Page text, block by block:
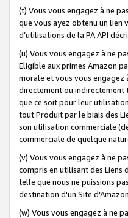
(t) Vous vous engagez à ne
que vous ayez obtenu un lien
d’utilisations de la PA API
(u) Vous vous engagez à ne
Eligible aux primes Amazon
morale et vous vous engagez
directement ou indirectement
que ce soit pour leur
tout Produit par le biais des
son utilisation commerciale
commerciale de quelque
(v) Vous vous engagez à ne
compris en utilisant des
telle que nous ne puissions
destination d'un Site
(w) Vous vous engagez à ne